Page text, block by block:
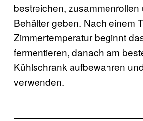
bestreichen, zusammenrollen
Behälter geben. Nach einem
Zimmertemperatur beginnt
fermentieren, danach am
Kühlschrank aufbewahren
verwenden.